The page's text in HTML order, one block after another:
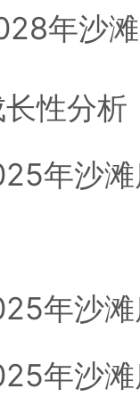
年沙
性分析
年沙
年沙
年沙